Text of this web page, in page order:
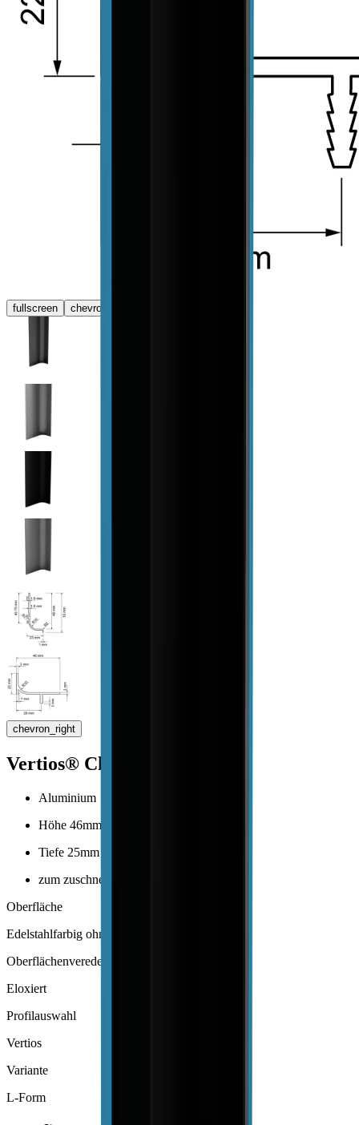
fullscreen chevron_left
chevron_right
Vertios® Channel L
Aluminium
Höhe 46mm
Tiefe 25mm
zum zuschneiden
Oberfläche
Edelstahlfarbig ohne Schliff
Oberflächenveredelung
Eloxiert
Profilauswahl
Vertios
Variante
L-Form